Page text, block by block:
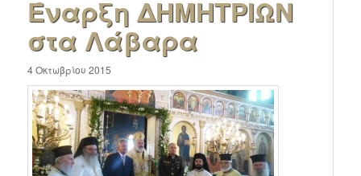
Έναρξη ΔΗΜΗΤΡΙΩΝ
στα Λάβαρα
4 Οκτωβρίου 2015